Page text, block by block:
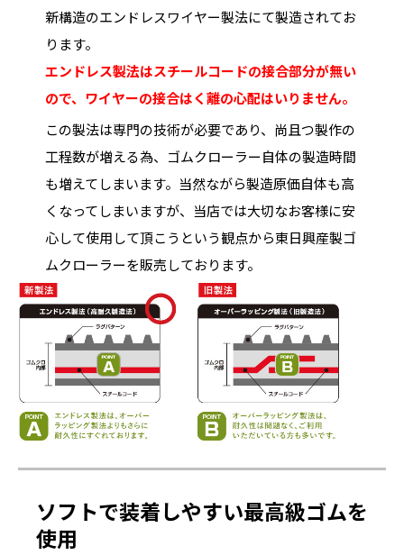
新構造のエンドレスワイヤー製法にて製造されてお
ります。
エンドレス製法はスチールコードの接合部分が無い
ので、ワイヤーの接合はく離の心配はいりません。
この製法は専門の技術が必要であり、尚且つ製作の
工程数が増える為、ゴムクローラー自体の製造時間
も増えてしまいます。当然ながら製造原価自体も高
くなってしまいますが、当店では大切なお客様に安
心して使用して頂こうという観点から東日興産製ゴ
ムクローラーを販売しております。
ソフトで装着しやすい最高級ゴムを
使用